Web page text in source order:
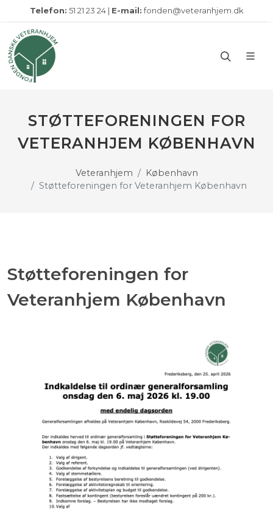
Telefon: 51 21 23 24 | E-mail: fonden@veteranhjem.dk
STØTTEFORENINGEN FOR
VETERANHJEM KØBENHAVN
Veteranhjem
København
Støtteforeningen for Veteranhjem København
Støtteforeningen for
Veteranhjem København